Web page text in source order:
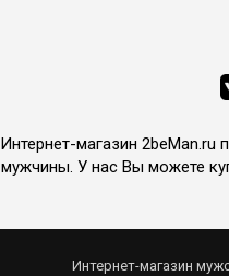
Интернет-магазин
мужчины. У нас Вы можете
Интернет-магазин